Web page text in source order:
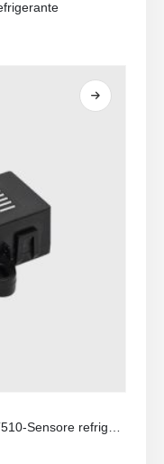
MODULO SENSORE R32 R32 ZRT510-Sensore refrigerante NDIR ad alte prestazioni